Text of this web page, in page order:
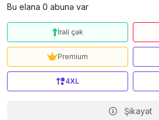
Bu elana 0 abunə var
İrəli çək
Premium
4XL
Şikayət